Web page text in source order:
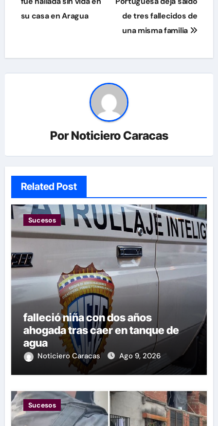
entradas
su casa en Aragua
de tres fallecidos de
una misma familia
PorNoticiero Caracas
Related Post
Sucesos
falleció niña con dos años
ahogada tras caer en tanque de
agua
Noticiero Caracas Ago 9, 2026
Sucesos